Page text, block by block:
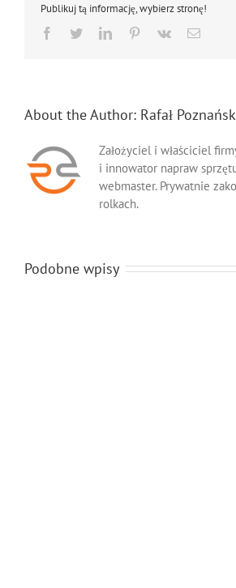
Publikuj tą informację, wybierz stronę!
Facebook
TwitterLinkedInPinterest
Vk Email
About the Author: Rafał
Założyciel i właściciel
i innowator napraw
webmaster. Prywatnie
rolkach.
Podobne wpisy